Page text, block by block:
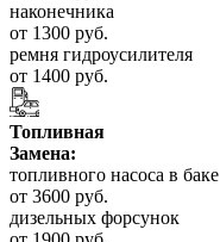
наконечника
от 1300 руб.
ремня гидроусилителя
от 1400 руб.
Топливная
Замена:
топливного насоса в баке
от 3600 руб.
дизельных форсунок